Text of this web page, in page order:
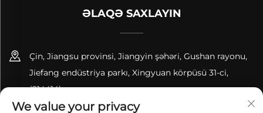
ƏLAQƏ SAXLAYIN
Çin, Jiangsu provinsi, Jiangyin şəhəri, Gushan rayonu,
Jiefang endüstriya parkı, Xingyuan körpüsü 31-ci,
(214414)
We value your privacy